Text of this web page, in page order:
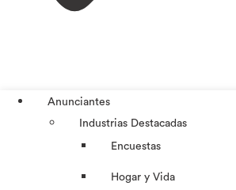
Anunciantes
Industrias Destacadas
Encuestas
Hogar y Vida